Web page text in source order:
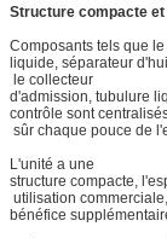
Structure compacte et
Composants tels que
liquide, séparateur
le collecteur
d'admission, tubulure
contrôle sont
sûr chaque pouce de
L'unité a une
structure compacte,
utilisation
bénéfice